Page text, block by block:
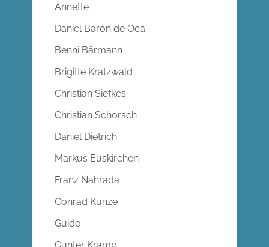
Annette
Daniel Barón de Oca
Benni Bärmann
Brigitte Kratzwald
Christian Siefkes
Christian Schorsch
Daniel Dietrich
Markus Euskirchen
Franz Nahrada
Conrad Kunze
Guido